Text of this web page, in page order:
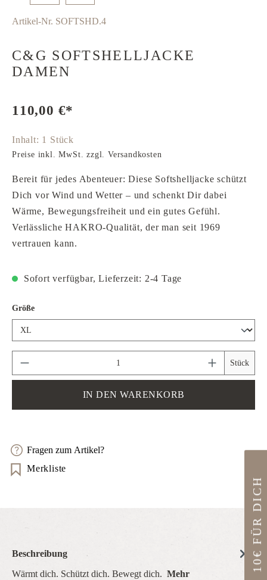
Artikel-Nr. SOFTSHD.4
C&G SOFTSHELLJACKE
DAMEN
110,00 €*
Inhalt: 1 Stück
Preise inkl. MwSt. zzgl. Versandkosten
Bereit für jedes Abenteuer: Diese Softshelljacke schützt
Dich vor Wind und Wetter – und schenkt Dir dabei
Wärme, Bewegungsfreiheit und ein gutes Gefühl.
Verlässliche HAKRO-Qualität, der man seit 1969
vertrauen kann.
Sofort verfügbar, Lieferzeit: 2-4 Tage
Größeauswählen
Produkt Anzahl: Gib den gewünschten Wert
Stück
IN DEN WARENKORB
Fragen zum Artikel?
Merkliste
Beschreibung
Wärmt dich. Schützt dich. Bewegt dich. Mehr
10€ FÜR DICH